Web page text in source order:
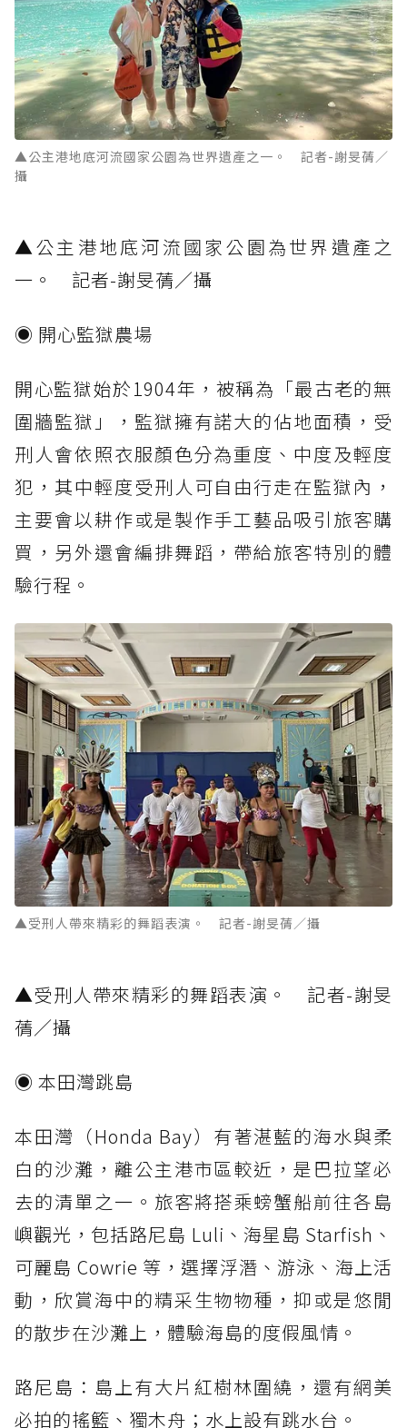
▲公主港地底河流國家公園為世界遺產之一。 記者-謝旻蒨／
攝
▲公主港地底河流國家公園為世界遺產之
一。 記者-謝旻蒨／攝
◉ 開心監獄農場
開心監獄始於1904年，被稱為「最古老的無
圍牆監獄」，監獄擁有諾大的佔地面積，受
刑人會依照衣服顏色分為重度、中度及輕度
犯，其中輕度受刑人可自由行走在監獄內，
主要會以耕作或是製作手工藝品吸引旅客購
買，另外還會編排舞蹈，帶給旅客特別的體
驗行程。
▲受刑人帶來精彩的舞蹈表演。 記者-謝旻蒨／攝
▲受刑人帶來精彩的舞蹈表演。 記者-謝旻
蒨／攝
◉ 本田灣跳島
本田灣（Honda Bay）有著湛藍的海水與柔
白的沙灘，離公主港市區較近，是巴拉望必
去的清單之一。旅客將搭乘螃蟹船前往各島
嶼觀光，包括路尼島 Luli、海星島 Starfish、
可麗島 Cowrie 等，選擇浮潛、游泳、海上活
動，欣賞海中的精采生物物種，抑或是悠閒
的散步在沙灘上，體驗海島的度假風情。
路尼島：島上有大片紅樹林圍繞，還有網美
必拍的搖籃、獨木舟；水上設有跳水台。